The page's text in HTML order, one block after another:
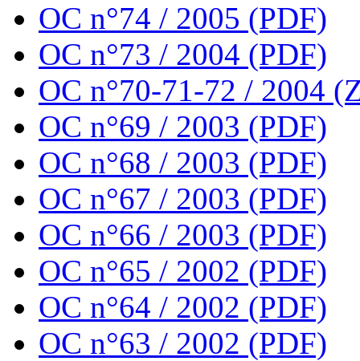
OC n°74 / 2005 (PDF)
OC n°73 / 2004 (PDF)
OC n°70-71-72 / 2004
OC n°69 / 2003 (PDF)
OC n°68 / 2003 (PDF)
OC n°67 / 2003 (PDF)
OC n°66 / 2003 (PDF)
OC n°65 / 2002 (PDF)
OC n°64 / 2002 (PDF)
OC n°63 / 2002 (PDF)